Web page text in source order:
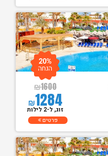
₪1600
₪1284
20%
הנחה
זוג, ל-2 לילות
פרטים